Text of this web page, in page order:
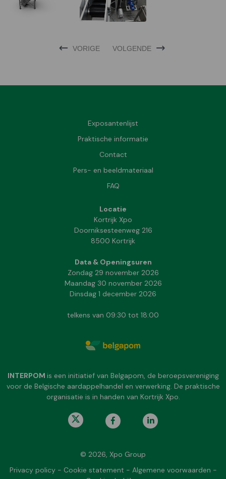
VORIGE VOLGENDE
Exposantenlijst
Praktische informatie
Contact
Pers- en beeldmateriaal
FAQ
Locatie
Kortrijk Xpo
Doorniksesteenweg 216
8500 Kortrijk
Data & Openingsuren
Zondag 29 november 2026
Maandag 30 november 2026
Dinsdag 1 december 2026
telkens van 09:30 tot 18:00
INTERPOM is een initiatief van Belgapom, de beroepsvereniging
voor de Belgische aardappelhandel en verwerking. De praktische
organisatie is in handen van Kortrijk Xpo.
© 2026, Xpo Group
Privacy policy- Cookie statement - Algemene voorwaarden -